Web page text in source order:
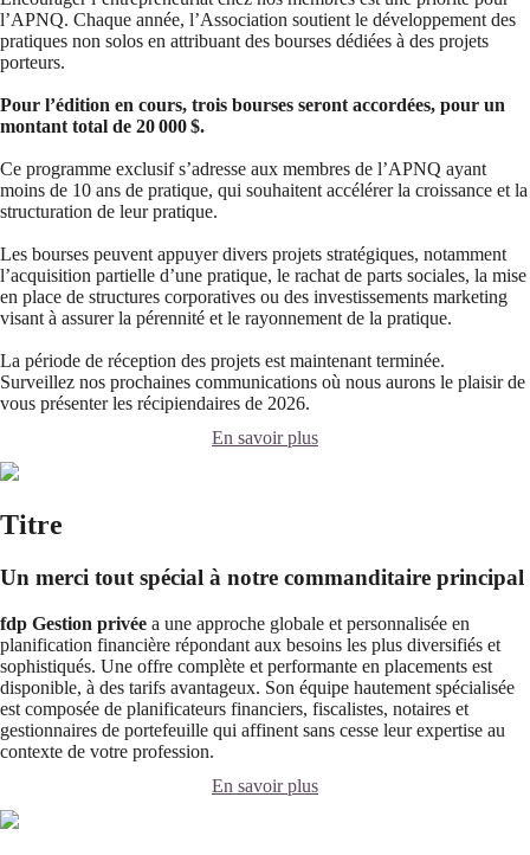
l’APNQ. Chaque année, l’Association soutient le développement des
pratiques non solos en attribuant des bourses dédiées à des projets
porteurs.
Pour l’édition en cours, trois bourses seront accordées, pour un
montant total de 20 000 $.
Ce programme exclusif s’adresse aux membres de l’APNQ ayant
moins de 10 ans de pratique, qui souhaitent accélérer la croissance et la
structuration de leur pratique.
Les bourses peuvent appuyer divers projets stratégiques, notamment
l’acquisition partielle d’une pratique, le rachat de parts sociales, la mise
en place de structures corporatives ou des investissements marketing
visant à assurer la pérennité et le rayonnement de la pratique.
La période de réception des projets est maintenant terminée.
Surveillez nos prochaines communications où nous aurons le plaisir de
vous présenter les récipiendaires de 2026.
En savoir plus
Titre
Un merci tout spécial à notre commanditaire principal
fdp Gestion privée a une approche globale et personnalisée en
planification financière répondant aux besoins les plus diversifiés et
sophistiqués. Une offre complète et performante en placements est
disponible, à des tarifs avantageux. Son équipe hautement spécialisée
est composée de planificateurs financiers, fiscalistes, notaires et
gestionnaires de portefeuille qui affinent sans cesse leur expertise au
contexte de votre profession.
En savoir plus